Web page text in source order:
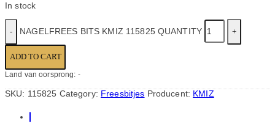
In stock
NAGELFREES BITS KMIZ 115825 QUANTITY
ADD TO CART
Land van oorsprong: -
SKU: 115825 Category: Freesbitjes Producent: KMIZ